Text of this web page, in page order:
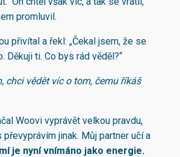
promluvil.
přivítal a řekl: „Čekal jsem, že se
Děkuji ti. Co bys rád věděl?“
chci vědět víc o tom, čemu říkáš
Woovi vyprávět velkou pravdu,
jinak. Můj partner učí a
je nyní vnímáno jako energie.